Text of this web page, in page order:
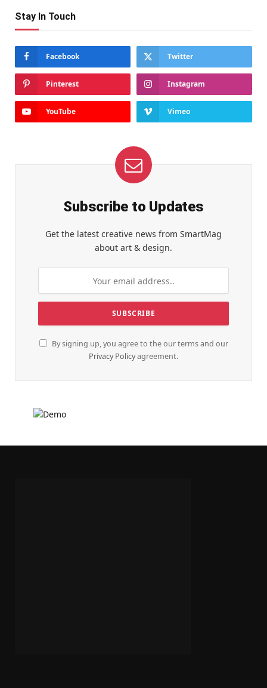
Stay In Touch
Facebook Twitter
Pinterest Instagram
YouTube Vimeo
Subscribe to Updates
Get the latest creative news from SmartMag
about art & design.
By signing up, you agree to the our terms and our
Privacy Policyagreement.